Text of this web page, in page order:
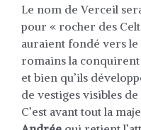
Le nom de Verceil
pour « rocher des
auraient fondé vers le
romains la
et bien qu’ils
de vestiges visibles
C’est avant tout la